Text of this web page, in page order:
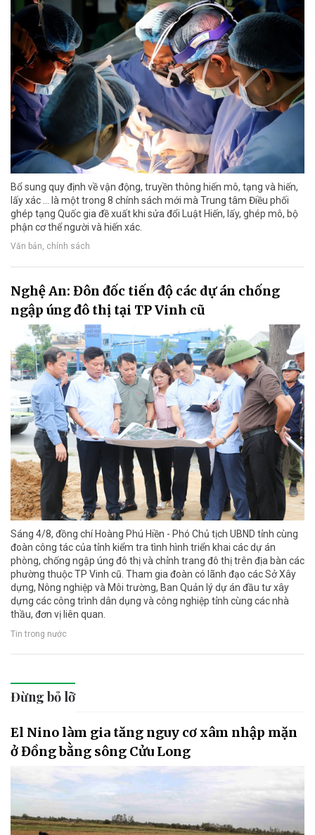
Bổ sung quy định về vận động, truyền thông hiến mô, tạng và hiến,
lấy xác ... là một trong 8 chính sách mới mà Trung tâm Điều phối
ghép tạng Quốc gia đề xuất khi sửa đổi Luật Hiến, lấy, ghép mô, bộ
phận cơ thể người và hiến xác.
Văn bản, chính sách
Nghệ An: Đôn đốc tiến độ các dự án chống
ngập úng đô thị tại TP Vinh cũ
Sáng 4/8, đồng chí Hoàng Phú Hiền - Phó Chủ tịch UBND tỉnh cùng
đoàn công tác của tỉnh kiểm tra tình hình triển khai các dự án
phòng, chống ngập úng đô thị và chỉnh trang đô thị trên địa bàn các
phường thuộc TP Vinh cũ. Tham gia đoàn có lãnh đạo các Sở Xây
dựng, Nông nghiệp và Môi trường, Ban Quản lý dự án đầu tư xây
dựng các công trình dân dụng và công nghiệp tỉnh cùng các nhà
thầu, đơn vị liên quan.
Tin trong nước
Đừng bỏ lỡ
El Nino làm gia tăng nguy cơ xâm nhập mặn
ở Đồng bằng sông Cửu Long